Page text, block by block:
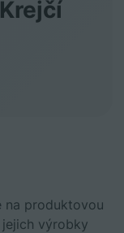
na produktovou
výrobky